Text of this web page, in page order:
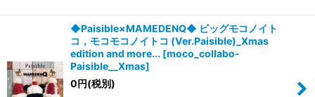
◆Paisible×MAMEDENQ◆ ビッグモコノイト
コ，モコモコノイトコ (Ver.Paisible)_Xmas
edition and more... [moco_collabo-
Paisible__Xmas]
0円(税別)